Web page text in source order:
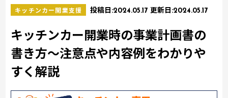
キッチンカー開業支援 投稿日:2024.05.17 更新日:2024.05.17
キッチンカー開業時の事業計画書の
書き方～注意点や内容例をわかりや
すく解説